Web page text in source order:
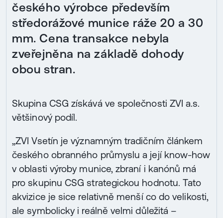
českého výrobce především
středorážové munice ráže 20 a 30
mm. Cena transakce nebyla
zveřejněna na základě dohody
obou stran.
Skupina CSG získává ve společnosti ZVI a.s.
většinový podíl.
„ZVI Vsetín je významným tradičním článkem
českého obranného průmyslu a její know-how
v oblasti výroby munice, zbraní i kanónů má
pro skupinu CSG strategickou hodnotu. Tato
akvizice je sice relativně menší co do velikosti,
ale symbolicky i reálně velmi důležitá –